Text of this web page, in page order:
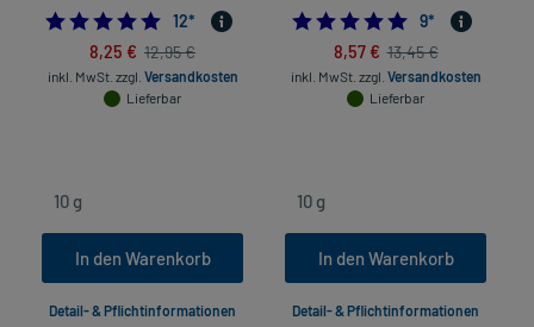
5.0
12*
8,25 € 12,95 €
inkl. MwSt. zzgl. Versandkosten
Lieferbar
In den Warenkorb
Detail- & Pflichtinformationen
9*
8,57 € 13,45 €
inkl. MwSt. zzgl. Versandkosten
Lieferbar
In den Warenkorb
Detail- & Pflichtinformationen